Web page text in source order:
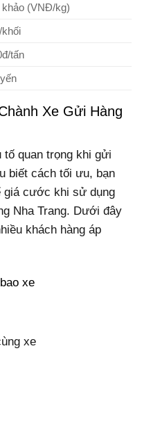
khảo (VNĐ/kg)
khối
tấn
Xe Gửi Hàng
tố quan trọng khi gửi
biết cách tối ưu, bạn
giá cước khi sử dụng
Nha Trang. Dưới đây
khách hàng áp
xe
xe